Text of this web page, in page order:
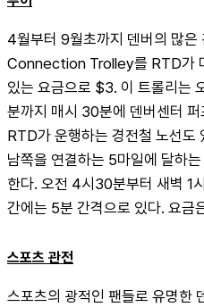
4월부터 9월초까지 덴버의 많
Connection Trolley를 RTD가
있는 요금으로 $3. 이 트롤리는
분까지 매시 30분에 덴버센터
RTD가 운행하는 경전철 노선도
남쪽을 연결하는 5마일에 달하
한다. 오전 4시30분부터 새벽 1
간에는 5분 간격으로 있다. 요금
스포츠 관전
스포츠의 광적인 팬들로 유명한